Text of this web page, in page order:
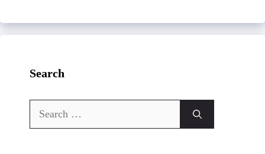
Search
Search
for: